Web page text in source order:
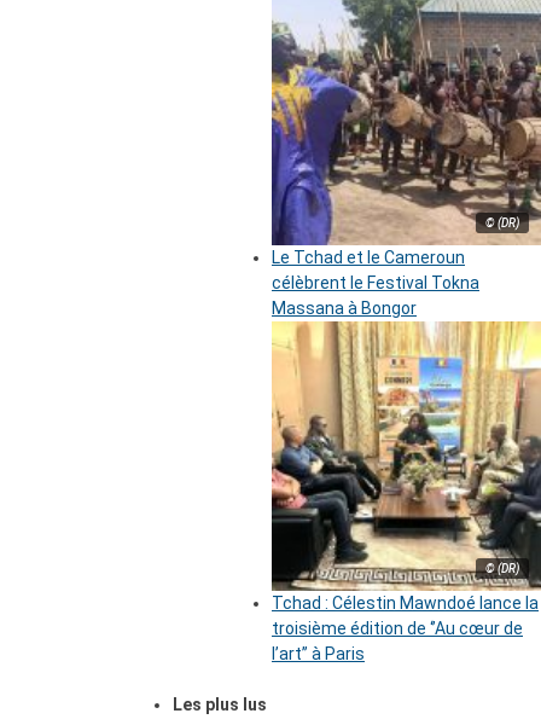
© (DR)
Le Tchad et le Cameroun
célèbrent le Festival Tokna
Massana à Bongor
© (DR)
Tchad : Célestin Mawndoé lance la
troisième édition de ‘’Au cœur de
l’art’’ à Paris
Les plus lus